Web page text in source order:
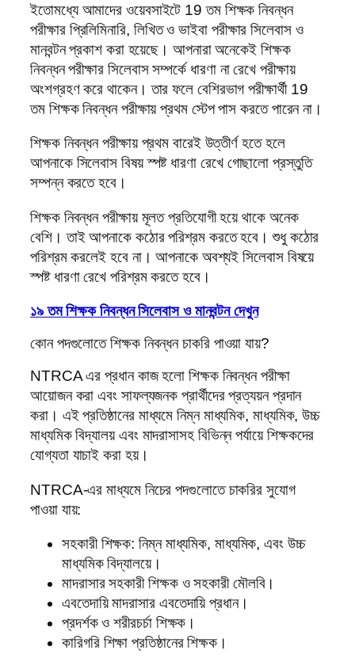
ইতোমধ্যে আমাদের ওয়েবসাইটে 19 তম শিক্ষক নিবন্ধন
পরীক্ষার প্রিলিমিনারি, লিখিত ও ভাইবা পরীক্ষার সিলেবাস ও
মানবন্টন প্রকাশ করা হয়েছে। আপনারা অনেকেই শিক্ষক
নিবন্ধন পরীক্ষার সিলেবাস সম্পর্কে ধারণা না রেখে পরীক্ষায়
অংশগ্রহণ করে থাকেন। তার ফলে বেশিরভাগ পরীক্ষার্থী 19
তম শিক্ষক নিবন্ধন পরীক্ষায় প্রথম স্টেপ পাস করতে পারেন না।
শিক্ষক নিবন্ধন পরীক্ষায় প্রথম বারেই উত্তীর্ণ হতে হলে
আপনাকে সিলেবাস বিষয় স্পষ্ট ধারণা রেখে গোছালো প্রস্তুতি
সম্পন্ন করতে হবে।
শিক্ষক নিবন্ধন পরীক্ষায় মূলত প্রতিযোগী হয়ে থাকে অনেক
বেশি। তাই আপনাকে কঠোর পরিশ্রম করতে হবে। শুধু কঠোর
পরিশ্রম করলেই হবে না। আপনাকে অবশ্যই সিলেবাস বিষয়ে
স্পষ্ট ধারণা রেখে পরিশ্রম করতে হবে।
১৯ তম শিক্ষক নিবন্ধন সিলেবাস ও মানবন্টন দেখুন
কোন পদগুলোতে শিক্ষক নিবন্ধন চাকরি পাওয়া যায়?
NTRCA এর প্রধান কাজ হলো শিক্ষক নিবন্ধন পরীক্ষা
আয়োজন করা এবং সাফল্যজনক প্রার্থীদের প্রত্যয়ন প্রদান
করা। এই প্রতিষ্ঠানের মাধ্যমে নিম্ন মাধ্যমিক, মাধ্যমিক, উচ্চ
মাধ্যমিক বিদ্যালয় এবং মাদরাসাসহ বিভিন্ন পর্যায়ে শিক্ষকদের
যোগ্যতা যাচাই করা হয়।
NTRCA-এর মাধ্যমে নিচের পদগুলোতে চাকরির সুযোগ
পাওয়া যায়:
সহকারী শিক্ষক: নিম্ন মাধ্যমিক, মাধ্যমিক, এবং উচ্চ
মাধ্যমিক বিদ্যালয়ে।
মাদরাসার সহকারী শিক্ষক ও সহকারী মৌলবি।
এবতেদায়ি মাদরাসার এবতেদায়ি প্রধান।
প্রদর্শক ও শরীরচর্চা শিক্ষক।
কারিগরি শিক্ষা প্রতিষ্ঠানের শিক্ষক।